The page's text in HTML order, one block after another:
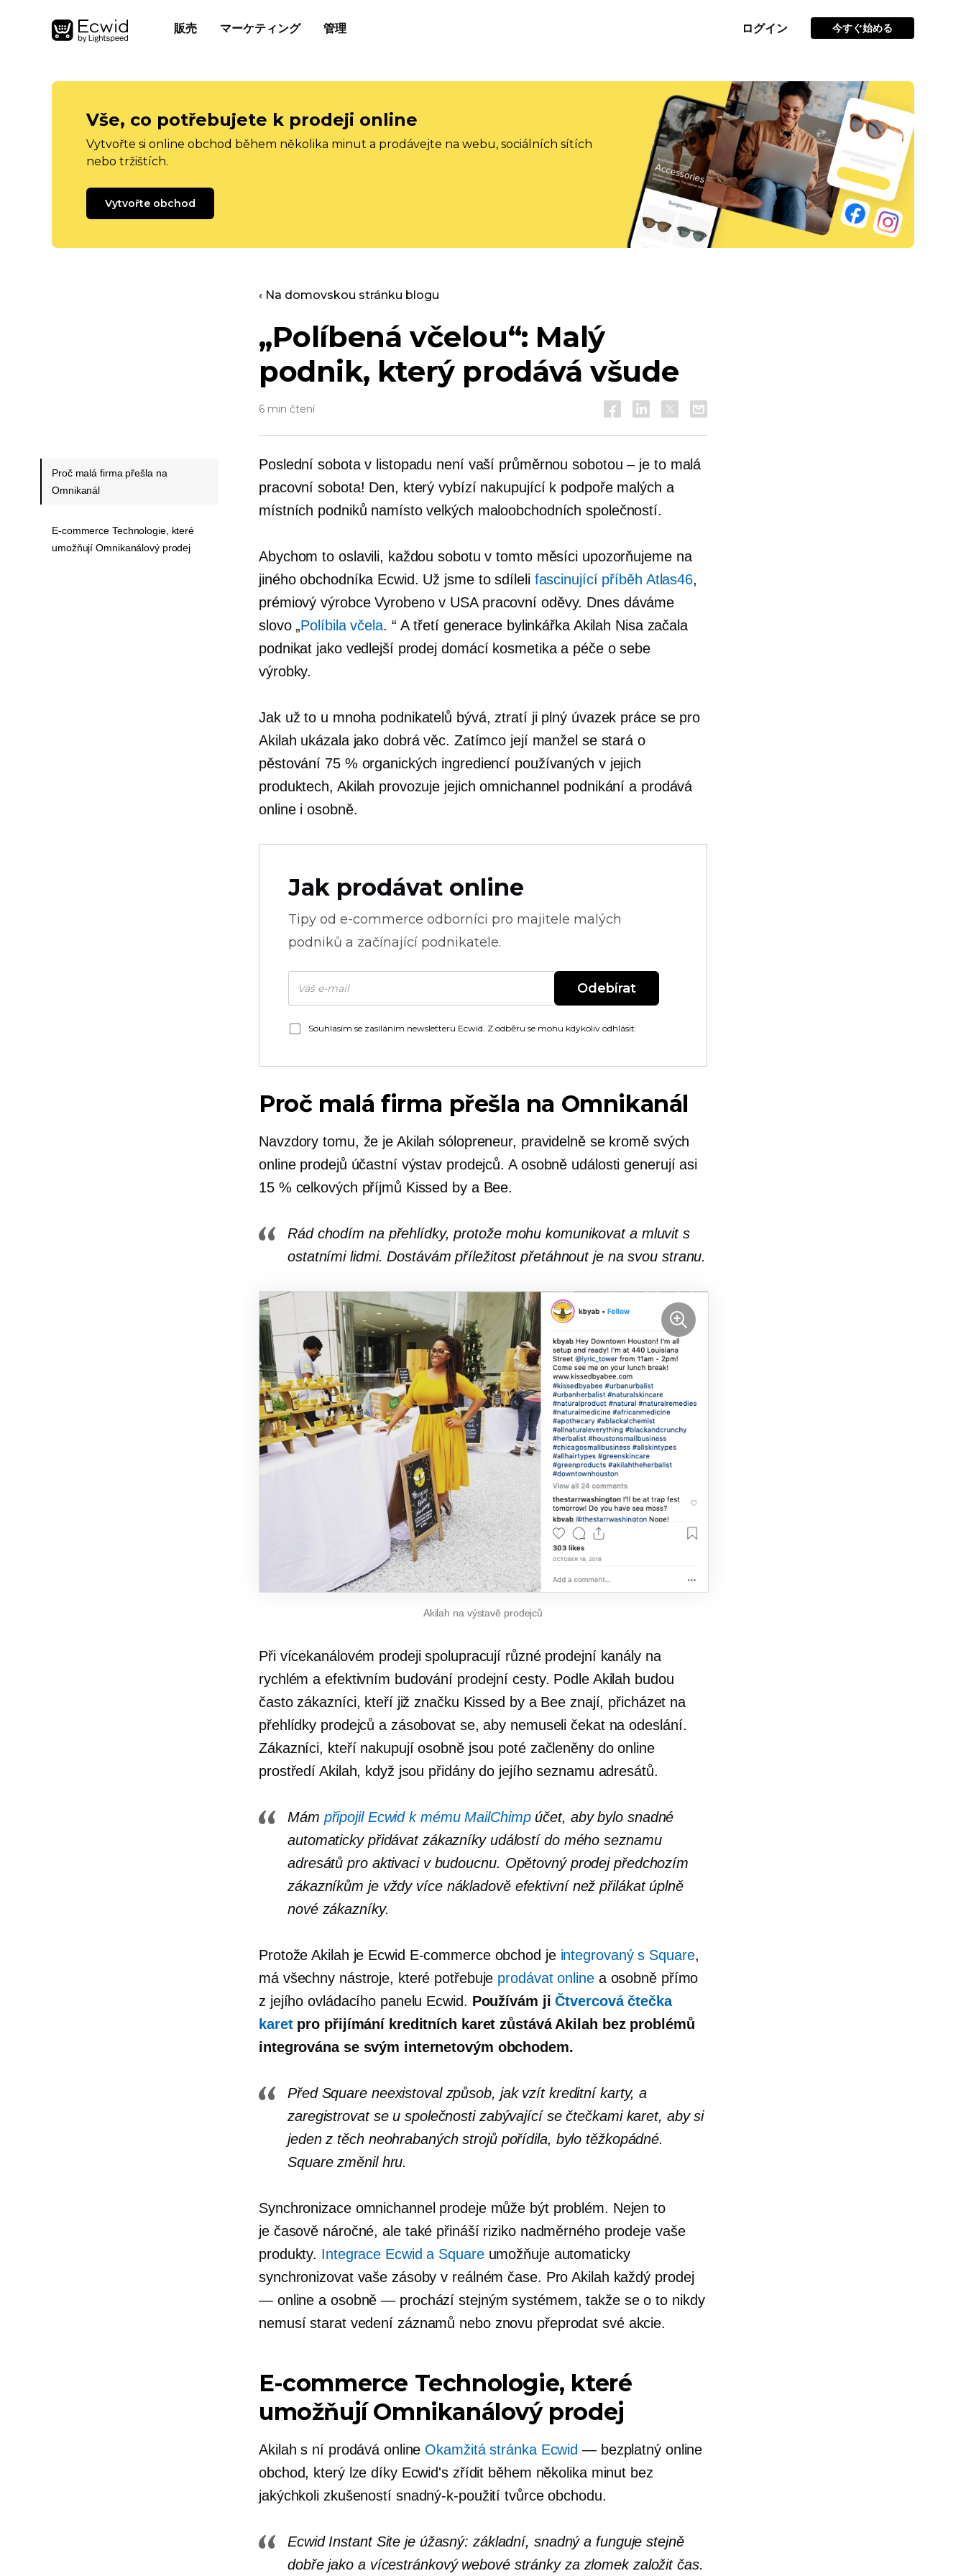
販売 マーケティング 管理 ログイン 今すぐ始める
Vše, co potřebujete k prodeji online
Vytvořte si online obchod během několika minut a prodávejte na webu, sociálních sítích
nebo tržištích.
Vytvořte obchod
‹ Na domovskou stránku blogu
„Políbená včelou“: Malý
podnik, který prodává všude
6 min čtení
Poslední sobota v listopadu není vaší průměrnou sobotou – je to malá
pracovní sobota! Den, který vybízí nakupující k podpoře malých a
místních podniků namísto velkých maloobchodních společností.
Abychom to oslavili, každou sobotu v tomto měsíci upozorňujeme na
jiného obchodníka Ecwid. Už jsme to sdíleli fascinující příběh Atlas46,
prémiový výrobceVyrobeno v USApracovní oděvy. Dnes dáváme
slovo „Políbila včela. “ Atřetí generacebylinkářka Akilah Nisa začala
podnikat jako vedlejší prodej domácíkosmetika a péče o sebe
výrobky.
Jak už to u mnoha podnikatelů bývá, ztratí ji plný úvazek práce se pro
Akilah ukázala jako dobrá věc. Zatímco její manžel se stará o
pěstování 75 % organických ingrediencí používaných v jejich
produktech, Akilah provozuje jejich omnichannel podnikání a prodává
online iosobně.
Jak prodávat online
Tipy od e-commerce odborníci pro majitele malých
podniků a začínající podnikatele.
Odebírat
Souhlasím se zasíláním newsletteru Ecwid. Z odběru se mohu kdykoliv odhlásit.
Proč malá firma přešla na Omnikanál
Navzdory tomu, že je Akilah sólopreneur, pravidelně se kromě svých
online prodejů účastní výstav prodejců. A osobně události generují asi
15 % celkových příjmů Kissed by a Bee.
Rád chodím na přehlídky, protože mohu komunikovat a mluvit s
ostatními lidmi. Dostávám příležitost přetáhnout je na svou stranu.
Akilah na výstavě prodejců
Při vícekanálovém prodeji spolupracují různé prodejní kanály na
rychlém a efektivním budování prodejní cesty. Podle Akilah budou
často zákazníci, kteří již značku Kissed by a Bee znají, přicházet na
přehlídky prodejců a zásobovat se, aby nemuseli čekat na odeslání.
Zákazníci, kteří nakupujíosobnějsou poté začleněny do online
prostředí Akilah, když jsou přidány do jejího seznamu adresátů.
Mám připojil Ecwid k mému MailChimpúčet, aby bylo snadné
automaticky přidávat zákazníky událostí do mého seznamu
adresátů pro aktivaci v budoucnu. Opětovný prodejpředchozím
zákazníkům je vždy více nákladově efektivnínež přilákat úplně
nové zákazníky.
Protože Akilah je Ecwid E-commerceobchod je integrovaný s Square,
má všechny nástroje, které potřebuje prodávat onlinea osobněpřímo
z jejího ovládacího panelu Ecwid. Používám jiČtvercová čtečka
karetpro přijímání kreditních karet zůstává Akilah bez problémů
integrována se svým internetovým obchodem.
Před Square neexistoval způsob, jak vzít kreditní karty, a
zaregistrovat se u společnosti zabývající se čtečkami karet, aby si
jeden z těch neohrabaných strojů pořídila, bylo těžkopádné.
Square změnil hru.
Synchronizace omnichannel prodeje může být problém. Nejen to
je časově náročné, ale také přináší riziko nadměrného prodejevaše
produkty. Integrace Ecwid a Squareumožňuje automaticky
synchronizovat vaše zásoby v reálném čase. Pro Akilah každý prodej
— online a osobně — prochází stejným systémem, takže se o to nikdy
nemusí starat vedení záznamů nebo znovu přeprodat své akcie.
E-commerce Technologie, které
umožňují Omnikanálový prodej
Akilah s ní prodává online Okamžitá stránka Ecwid — bezplatný online
obchod, který lze díky Ecwid's zřídit během několika minut bez
jakýchkoli zkušeností snadný-k-použití tvůrce obchodu.
Ecwid Instant Site je úžasný: základní, snadný a funguje stejně
dobře jako a vícestránkovýwebové stránky za zlomek založitčas.
Proč malá firma přešla na
Omnikanál
E-commerce Technologie, které
umožňují Omnikanálový prodej